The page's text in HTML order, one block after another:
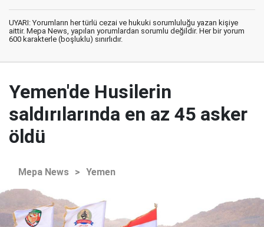
UYARI: Yorumların her türlü cezai ve hukuki sorumluluğu yazan kişiye
aittir. Mepa News, yapılan yorumlardan sorumlu değildir. Her bir yorum
600 karakterle (boşluklu) sınırlıdır.
Yemen'de Husilerin
saldırılarında en az 45 asker
öldü
Mepa News > Yemen